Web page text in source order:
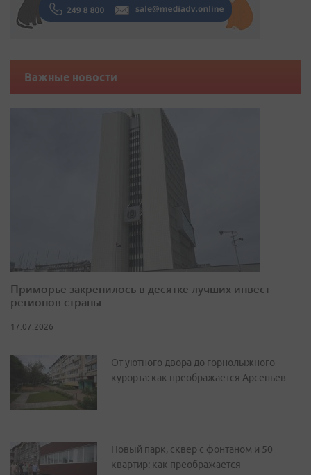
Важные новости
Приморье закрепилось в десятке лучших инвест-
регионов страны
17.07.2026
От уютного двора до горнолыжного
курорта: как преображается Арсеньев
Новый парк, сквер с фонтаном и 50
квартир: как преображается